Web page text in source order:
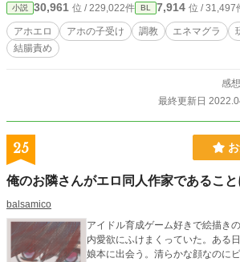
小説 30,961 位 / 229,022件 BL 7,914 位 / 31,497
アホエロ アホの子受け 調教 エネマグラ
結腸責め
感
最終更新日
25
俺のお隣さんがエロ同人作家であるこ
balsamico
アイドル育成ゲーム好きで絵描き
内愛欲にふけまくっていた。ある
娘本に出会う。清らかな顔なのに